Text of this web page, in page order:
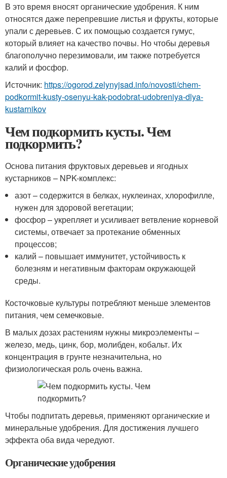
В это время вносят органические удобрения. К ним
относятся даже перепревшие листья и фрукты, которые
упали с деревьев. С их помощью создается гумус,
который влияет на качество почвы. Но чтобы деревья
благополучно перезимовали, им также потребуется
калий и фосфор.
Источник: https://ogorod.zelynyjsad.info/novosti/chem-
podkormit-kusty-osenyu-kak-podobrat-udobreniya-dlya-
kustarnikov
Чем подкормить кусты. Чем
подкормить?
Основа питания фруктовых деревьев и ягодных
кустарников – NPK-комплекс:
азот – содержится в белках, нуклеинах, хлорофилле,
нужен для здоровой вегетации;
фосфор – укрепляет и усиливает ветвление корневой
системы, отвечает за протекание обменных
процессов;
калий – повышает иммунитет, устойчивость к
болезням и негативным факторам окружающей
среды.
Косточковые культуры потребляют меньше элементов
питания, чем семечковые.
В малых дозах растениям нужны микроэлементы –
железо, медь, цинк, бор, молибден, кобальт. Их
концентрация в грунте незначительна, но
физиологическая роль очень важна.
Чтобы подпитать деревья, применяют органические и
минеральные удобрения. Для достижения лучшего
эффекта оба вида чередуют.
Органические удобрения